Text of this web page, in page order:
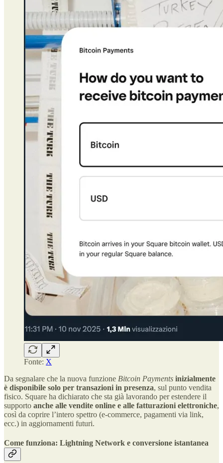
Fonte: X
Da segnalare che la nuova funzione Bitcoin Payments inizialmente
è disponibile solo per transazioni in presenza, sul punto vendita
fisico. Square ha dichiarato che sta già lavorando per estendere il
supporto anche alle vendite online e alle fatturazioni elettroniche,
così da coprire l’intero spettro (e-commerce, pagamenti via link,
ecc.) in aggiornamenti futuri.
Come funziona: Lightning Network e conversione istantanea